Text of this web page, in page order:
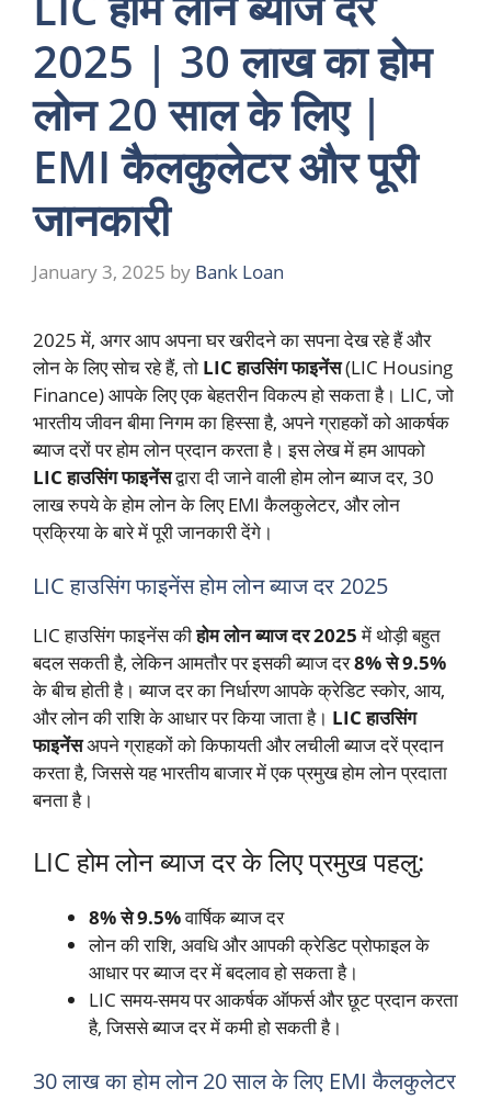
2025 | 30 लाख का होम
लोन 20 साल के लिए |
EMI कैलकुलेटर और पूरी
जानकारी
January 3, 2025 by Bank Loan
2025 में, अगर आप अपना घर खरीदने का सपना देख रहे हैं और
लोन के लिए सोच रहे हैं, तो LIC हाउसिंग फाइनेंस(LIC Housing
Finance) आपके लिए एक बेहतरीन विकल्प हो सकता है। LIC, जो
भारतीय जीवन बीमा निगम का हिस्सा है, अपने ग्राहकों को आकर्षक
ब्याज दरों पर होम लोन प्रदान करता है। इस लेख में हम आपको
LIC हाउसिंग फाइनेंसद्वारा दी जाने वाली होम लोन ब्याज दर, 30
लाख रुपये के होम लोन के लिए EMI कैलकुलेटर, और लोन
प्रक्रिया के बारे में पूरी जानकारी देंगे।
LIC हाउसिंग फाइनेंस होम लोन ब्याज दर 2025
LIC हाउसिंग फाइनेंस कीहोम लोन ब्याज दर 2025में थोड़ी बहुत
बदल सकती है, लेकिन आमतौर पर इसकी ब्याज दर8% से 9.5%
के बीच होती है। ब्याज दर का निर्धारण आपके क्रेडिट स्कोर, आय,
और लोन की राशि के आधार पर किया जाता है। LIC हाउसिंग
फाइनेंसअपने ग्राहकों को किफायती और लचीली ब्याज दरें प्रदान
करता है, जिससे यह भारतीय बाजार में एक प्रमुख होम लोन प्रदाता
बनता है।
LIC होम लोन ब्याज दर के लिए प्रमुख पहलु:
8% से 9.5%वार्षिक ब्याज दर
लोन की राशि, अवधि और आपकी क्रेडिट प्रोफाइल के
आधार पर ब्याज दर में बदलाव हो सकता है।
LIC समय-समय पर आकर्षक ऑफर्स और छूट प्रदान करता
है, जिससे ब्याज दर में कमी हो सकती है।
30 लाख का होम लोन 20 साल के लिए EMI कैलकुलेटर